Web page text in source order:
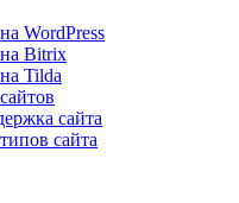
WordPress
Bitrix
Tilda
сайта
сайта